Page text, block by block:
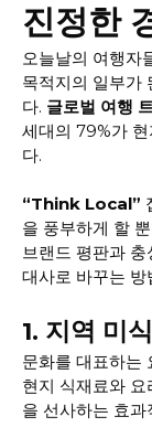
진정한
오늘날의 여행자
목적지의 일부가
다. 글로벌 여행
세대의 79%가
다.
“Think Local”
을 풍부하게 할
브랜드 평판과
대사로 바꾸는 방
1. 지역 미
문화를 대표하는
현지 식재료와
을 선사하는 효